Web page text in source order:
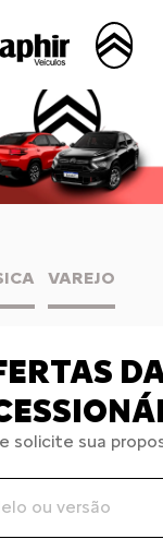
VAREJO
solicite sua